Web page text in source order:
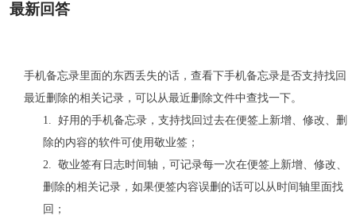
最新回答
手机备忘录里面的东西丢失的话，查看下手机备忘录是否支持找回
最近删除的相关记录，可以从最近删除文件中查找一下。
1. 好用的手机备忘录，支持找回过去在便签上新增、修改、删
除的内容的软件可使用敬业签；
2. 敬业签有日志时间轴，可记录每一次在便签上新增、修改、
删除的相关记录，如果便签内容误删的话可以从时间轴里面找
回；